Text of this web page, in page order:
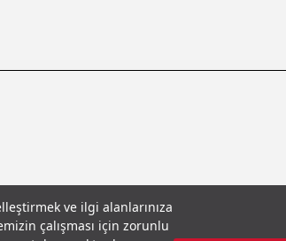
ve ilgi alanlarınıza
çalışması için zorunlu